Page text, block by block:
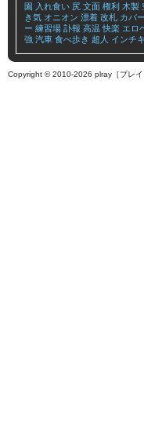
園 入れ食い 尻 文面 権利 木製
き気 オニオン 漂着 改札 カバー
ー 練習場 訃報 高温 快楽 エロ
強 汽車 食べ歩き 超人 インチキ
Copyright © 2010-2026 plray［プレイ